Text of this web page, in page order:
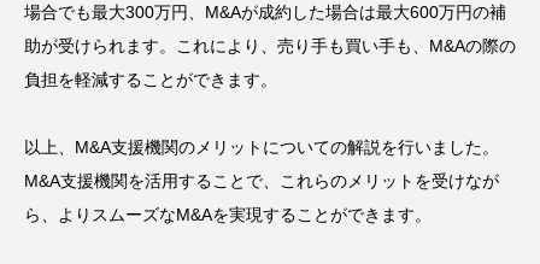
場合でも最大300万円、M&Aが成約した場合は最大600万円の補
助が受けられます。これにより、売り手も買い手も、M&Aの際の
負担を軽減することができます。
以上、M&A支援機関のメリットについての解説を行いました。
M&A支援機関を活用することで、これらのメリットを受けなが
ら、よりスムーズなM&Aを実現することができます。